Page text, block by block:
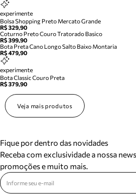
experimente
Bolsa Shopping Preto Mercato Grande
R$ 329,90
Coturno Preto Couro Tratorado Basico
R$ 399,90
Bota Preta Cano Longo Salto Baixo Montaria
R$ 479,90
experimente
Bota Classic Couro Preta
R$ 379,90
Veja mais produtos
Fique por dentro das novidades
Receba com exclusividade a nossa
promoções e muito mais.